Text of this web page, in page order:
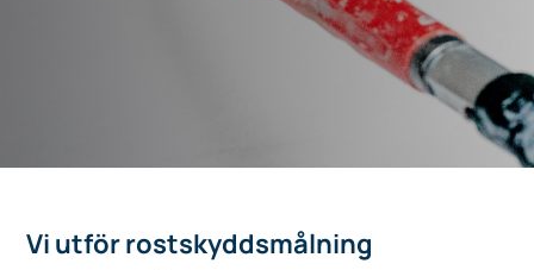
Vi utför rostskyddsmålning